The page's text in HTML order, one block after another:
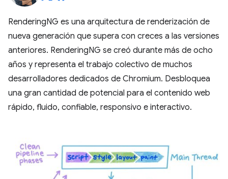
RenderingNG es una arquitectura de renderización de
nueva generación que supera con creces a las versiones
anteriores. RenderingNG se creó durante más de ocho
años y representa el trabajo colectivo de muchos
desarrolladores dedicados de Chromium. Desbloquea
una gran cantidad de potencial para el contenido web
rápido, fluido, confiable, responsivo e interactivo.